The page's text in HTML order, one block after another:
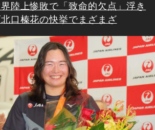
陸上惨敗で「致命的欠点」浮き
口榛花の快挙でまざまざ